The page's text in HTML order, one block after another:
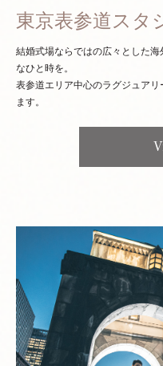
東京表参道スタ
結婚式場ならではの広々とした
なひと時を。
表参道エリア中心のラグジュア
ます。